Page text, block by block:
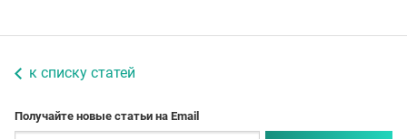
к списку статей
Получайте новые статьи на Email